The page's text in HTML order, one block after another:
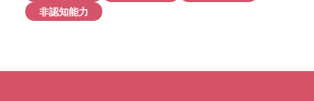
非認知能力